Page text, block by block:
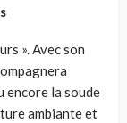
». Avec son
encore la soude
ambiante et